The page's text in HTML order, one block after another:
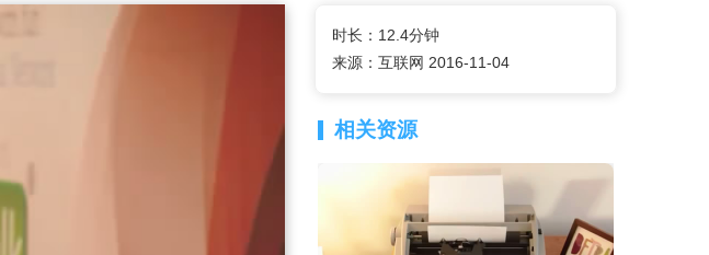
时长：12.4分钟
来源：互联网 2016-11-04
相关资源